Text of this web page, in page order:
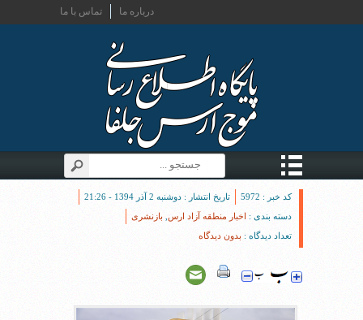
تماس با ما درباره ما
کد خبر : 5972
تاریخ انتشار : دوشنبه 2 آذر 1394 - 21:26
دسته بندی : اخبار منطقه آزاد ارس
بازنشری
تعداد دیدگاه : بدون دیدگاه